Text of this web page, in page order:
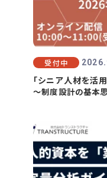
受付中
「シニア人材を活
～制度設計の基本